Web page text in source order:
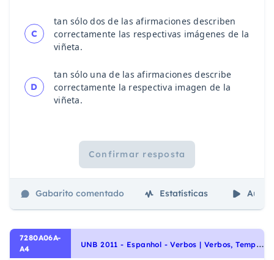
C
tan sólo dos de las afirmaciones describen
correctamente las respectivas imágenes de la
viñeta.
D
tan sólo una de las afirmaciones describe
correctamente la respectiva imagen de la
viñeta.
Confirmar resposta
Gabarito comentado Estatísticas Aulas
7280A06A-
A4
U
NB 2011 - Espanhol - Verbos | Verbos, Tempos Verbais do Subjuntivo | Tiempos Verbales en Subjuntivo (Presente, Pretérito Imperfecto o Perfecto, Pretérito Pluscuamperfecto)